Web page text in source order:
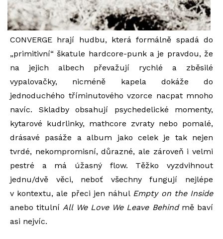
CONVERGE hrají hudbu, která formálně spadá do
„primitivní“ škatule hardcore-punk a je pravdou, že
na jejich albech převažují rychlé a zběsilé
vypalovačky, nicméně kapela dokáže do
jednoduchého tříminutového vzorce nacpat mnoho
navíc. Skladby obsahují psychedelické momenty,
kytarové kudrlinky, mathcore zvraty nebo pomalé,
drásavé pasáže a album jako celek je tak nejen
tvrdé, nekompromisní, důrazné, ale zároveň i velmi
pestré a má úžasný flow. Těžko vyzdvihnout
jednu/dvě věci, neboť všechny fungují nejlépe
v kontextu, ale přeci jen náhul Empty on the Inside
anebo titulní All We Love We Leave Behind mě baví
asi nejvíc.